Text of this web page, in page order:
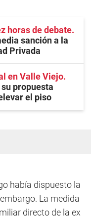
horas de debate
sanción a la
Privada
en Valle Viejo
propuesta
el piso
había dispuesto la
La medida
directo de la ex